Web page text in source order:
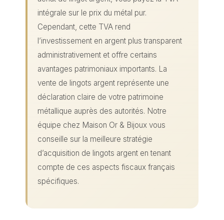
intégrale sur le prix du métal pur.
Cependant, cette TVA rend
l’investissement en argent plus transparent
administrativement et offre certains
avantages patrimoniaux importants. La
vente de lingots argent représente une
déclaration claire de votre patrimoine
métallique auprès des autorités. Notre
équipe chez Maison Or & Bijoux vous
conseille sur la meilleure stratégie
d’acquisition de lingots argent en tenant
compte de ces aspects fiscaux français
spécifiques.